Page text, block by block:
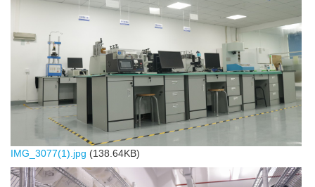
IMG_3077(1).jpg (138.64KB)